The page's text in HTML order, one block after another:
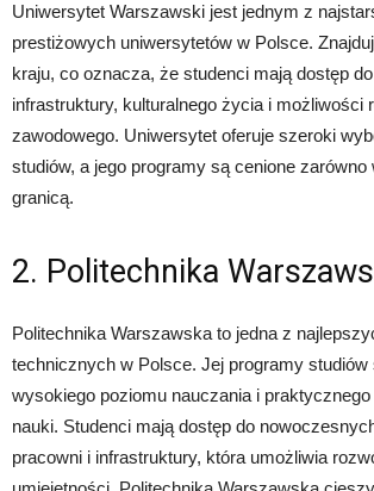
Uniwersytet Warszawski jest jednym z
prestiżowych uniwersytetów w Polsce.
kraju, co oznacza, że studenci mają dostęp
infrastruktury, kulturalnego życia i możliwości
zawodowego. Uniwersytet oferuje szeroki
studiów, a jego programy są cenione zarówno
granicą.
2. Politechnika
Politechnika Warszawska to jedna z
technicznych w Polsce. Jej programy studiów
wysokiego poziomu nauczania i
nauki. Studenci mają dostęp do
pracowni i infrastruktury, która umożliwia